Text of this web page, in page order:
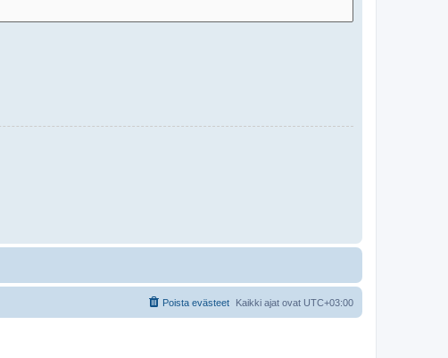
Kaikki ajat ovat UTC+03:00
Poista evästeet